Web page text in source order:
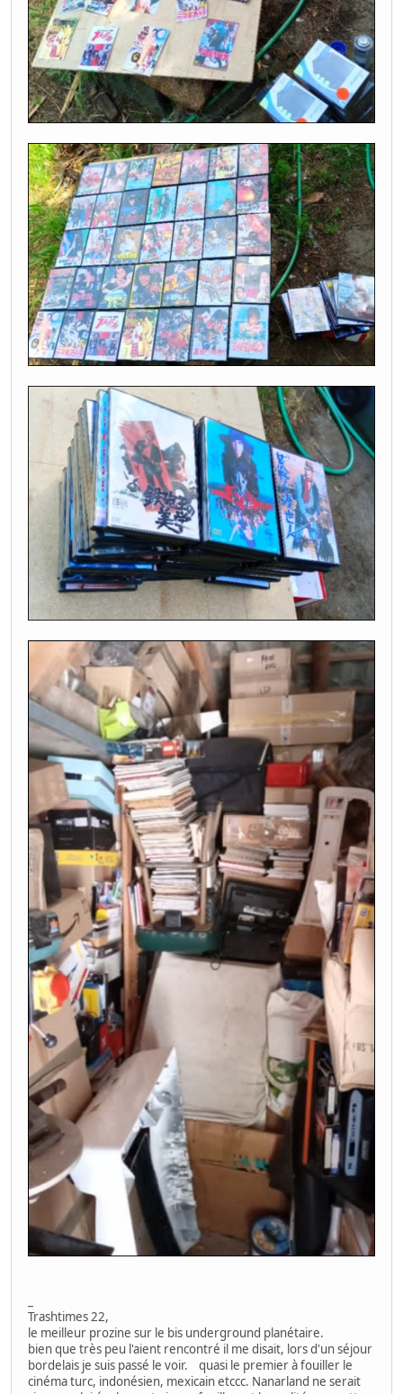
Trashtimes 22,
le meilleur prozine sur le bis underground planétaire.
bien que très peu l'aient rencontré il me disait, lors d'un séjour
bordelais je suis passé le voir. quasi le premier à fouiller le
cinéma turc, indonésien, mexicain etccc. Nanarland ne serait